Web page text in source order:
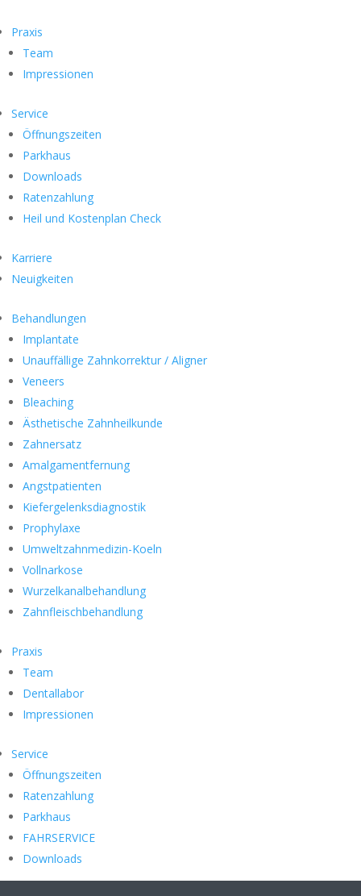
Praxis
Team
Impressionen
Service
Öffnungszeiten
Parkhaus
Downloads
Ratenzahlung
Heil und Kostenplan Check
Karriere
Neuigkeiten
Behandlungen
Implantate
Unauffällige Zahnkorrektur / Aligner
Veneers
Bleaching
Ästhetische Zahnheilkunde
Zahnersatz
Amalgamentfernung
Angstpatienten
Kiefergelenksdiagnostik
Prophylaxe
Umweltzahnmedizin-Koeln
Vollnarkose
Wurzelkanalbehandlung
Zahnfleischbehandlung
Praxis
Team
Dentallabor
Impressionen
Service
Öffnungszeiten
Ratenzahlung
Parkhaus
FAHRSERVICE
Downloads